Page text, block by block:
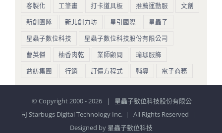
客製化
工筆畫 打卡道具板 推薦運動服
文創
新創團隊
新北創力坊 星引國際
星蟲子
星蟲子數位科技
星蟲子數位科技股份有限公司
曹英傑
柚香肉乾 業師顧問
瑜珈服飾
益紡集團
行銷 訂價方程式 輔導 電子商務
© Copyright 2000 -2026 | 星蟲子數位科技股份有限公
司 Starbugs Digital Technology Inc. | All Rights Reserved |
Designed by 星蟲子數位科技